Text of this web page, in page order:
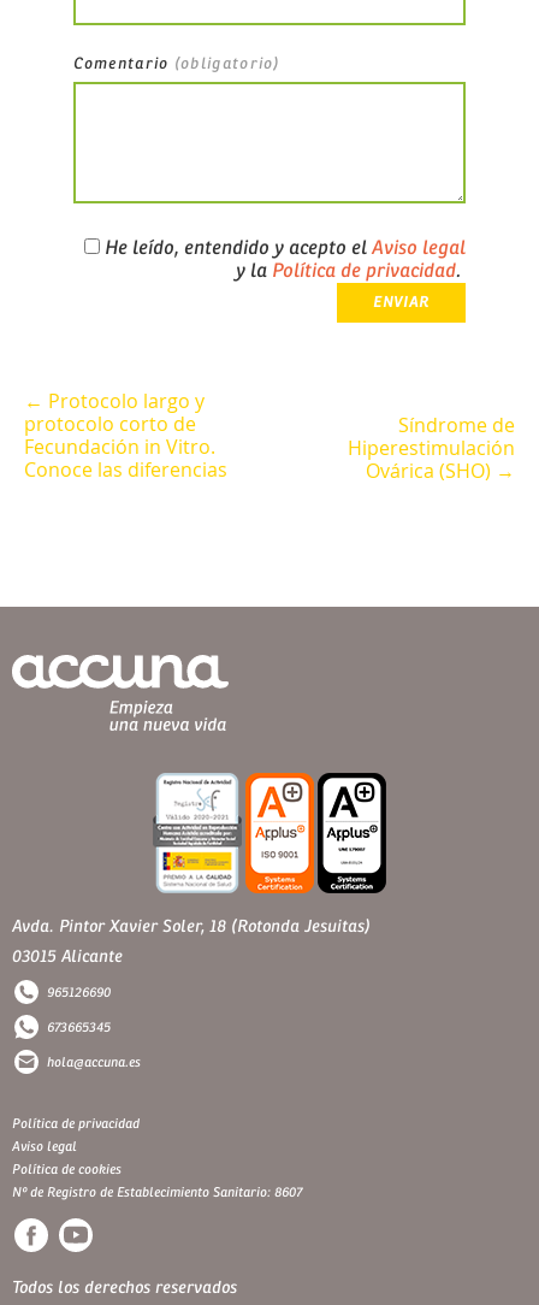
Comentario (obligatorio)
He leído, entendido y acepto elAviso legal
y la Política de privacidad.
← Protocolo largo y
protocolo corto de
Fecundación in Vitro.
Conoce las diferencias
Síndrome de
Hiperestimulación
Ovárica (SHO) →
Avda. Pintor Xavier Soler, 18 (Rotonda Jesuitas)
03015 Alicante
965126690
673665345
hola@accuna.es
Política de privacidad
Aviso legal
Política de cookies
Nº de Registro de Establecimiento Sanitario: 8607
Todos los derechos reservados